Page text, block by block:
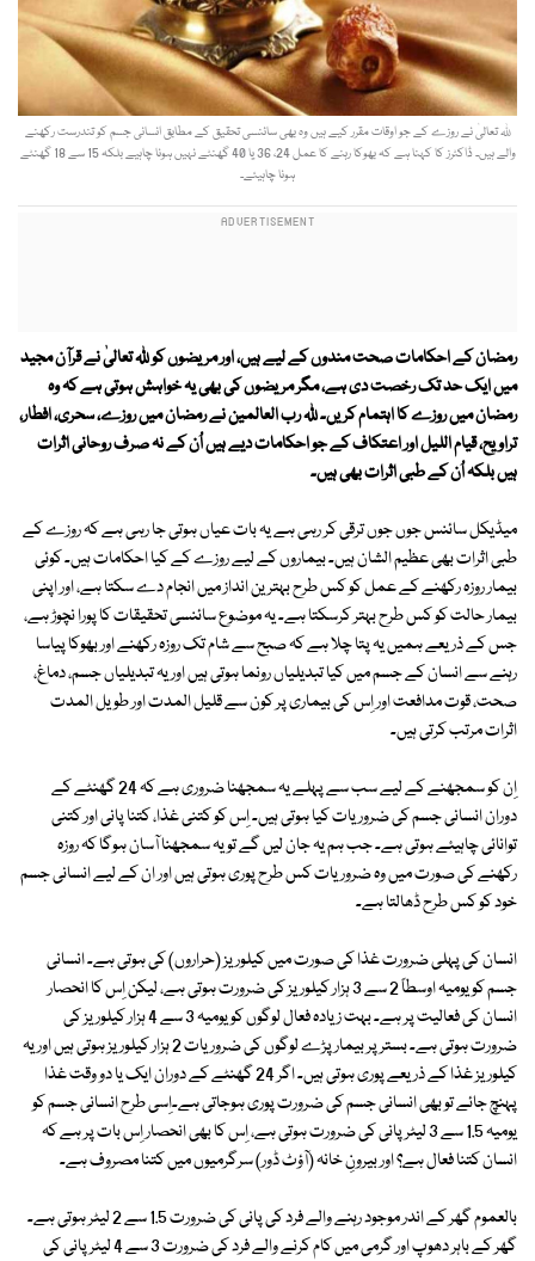
ﷲ تعالیٰ نے روزے کے جو اوقات مقرر کیے ہیں وہ بھی سائنسی تحقیق کے مطابق انسانی جسم کو تندرست رکھنے
والے ہیں۔ ڈاکٹرز کا کہنا ہے کہ بھوکا رہنے کا عمل 24، 36 یا 40 گھنٹے نہیں ہونا چاہیے بلکہ 15 سے 18 گھنٹے
ہونا چاہیئے۔
رمضان کے احکامات صحت مندوں کے لیے ہیں، اور مریضوں کو ﷲ تعالیٰ نے قرآن مجید
میں ایک حد تک رخصت دی ہے، مگر مریضوں کی بھی یہ خواہش ہوتی ہے کہ وہ
رمضان میں روزے کا اہتمام کریں۔ ﷲ رب العالمین نے رمضان میں روزے، سحری، افطار،
تراویح، قیام اللیل اور اعتکاف کے جو احکامات دیے ہیں اُن کے نہ صرف روحانی اثرات
ہیں بلکہ اُن کے طبی اثرات بھی ہیں۔
میڈیکل سائنس جوں جوں ترقی کر رہی ہے یہ بات عیاں ہوتی جا رہی ہے کہ روزے کے
طبی اثرات بھی عظیم الشان ہیں۔ بیماروں کے لیے روزے کے کیا احکامات ہیں۔ کوئی
بیمار روزہ رکھنے کے عمل کو کس طرح بہترین انداز میں انجام دے سکتا ہے، اور اپنی
بیمار حالت کو کس طرح بہتر کرسکتا ہے۔ یہ موضوع سائنسی تحقیقات کا پورا نچوڑ ہے،
جس کے ذریعے ہمیں یہ پتا چلا ہے کہ صبح سے شام تک روزہ رکھنے اور بھوکا پیاسا
رہنے سے انسان کے جسم میں کیا تبدیلیاں رونما ہوتی ہیں اور یہ تبدیلیاں جسم، دماغ،
صحت، قوت مدافعت اور اِس کی بیماری پر کون سے قلیل المدت اور طویل المدت
اثرات مرتب کرتی ہیں۔
اِن کو سمجھنے کے لیے سب سے پہلے یہ سمجھنا ضروری ہے کہ 24 گھنٹے کے
دوران انسانی جسم کی ضروریات کیا ہوتی ہیں۔ اِس کو کتنی غذا، کتنا پانی اور کتنی
توانائی چاہیئے ہوتی ہے۔ جب ہم یہ جان لیں گے تو یہ سمجھنا آسان ہوگا کہ روزہ
رکھنے کی صورت میں وہ ضروریات کس طرح پوری ہوتی ہیں اور ان کے لیے انسانی جسم
خود کو کس طرح ڈھالتا ہے۔
انسان کی پہلی ضرورت غذا کی صورت میں کیلوریز (حراروں) کی ہوتی ہے۔ انسانی
جسم کو یومیہ اوسطاً 2 سے 3 ہزار کیلوریز کی ضرورت ہوتی ہے، لیکن اِس کا انحصار
انسان کی فعالیت پر ہے۔ بہت زیادہ فعال لوگوں کو یومیہ 3 سے 4 ہزار کیلوریز کی
ضرورت ہوتی ہے۔ بستر پر بیمار پڑے لوگوں کی ضروریات 2 ہزار کیلوریز ہوتی ہیں اور یہ
کیلوریز غذا کے ذریعے پوری ہوتی ہیں۔ اگر 24 گھنٹے کے دوران ایک یا دو وقت غذا
پہنچ جائے تو بھی انسانی جسم کی ضرورت پوری ہوجاتی ہے۔اِسی طرح انسانی جسم کو
یومیہ 1.5 سے 3 لیٹر پانی کی ضرورت ہوتی ہے، اِس کا بھی انحصار اِس بات پر ہے کہ
انسان کتنا فعال ہے؟ اور بیرونِ خانہ (آؤٹ ڈور) سرگرمیوں میں کتنا مصروف ہے۔
بالعموم گھر کے اندر موجود رہنے والے فرد کی پانی کی ضرورت 1.5 سے 2 لیٹر ہوتی ہے۔
گھر کے باہر دھوپ اور گرمی میں کام کرنے والے فرد کی ضرورت 3 سے 4 لیٹر پانی کی